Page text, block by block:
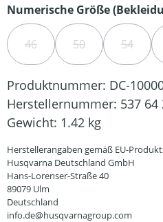
Numerische Größe
46(DIESE OPTION IST ZURZEIT
50(DIESE OPTION
54(DIESE
Produktnummer: DC-
Herstellernummer: 537 64
Gewicht: 1.42 kg
Herstellerangaben gemäß EU-
Husqvarna Deutschland GmbH
Hans-Lorenser-Straße 40
89079 Ulm
Deutschland
info.de@husqvarnagroup.com